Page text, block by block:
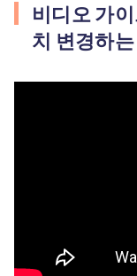
비디오 가
치 변경하